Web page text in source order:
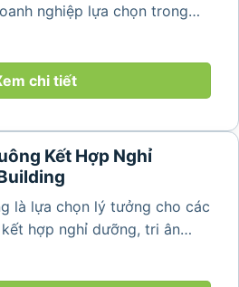
nghiệp lựa chọn trong
kết hợp nghỉ dưỡng, hội
ngày càng tăng. Không chỉ
gian thư giãn...
chi tiết
Kết Hợp Nghỉ
là lựa chọn lý tưởng cho các
hợp nghỉ dưỡng, tri ân
tinh thần đồng đội trong